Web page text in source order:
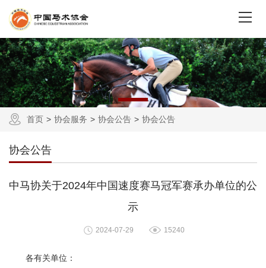
首页 协会服务 协会公告 协会公告
协会公告
中马协关于2024年中国速度赛马冠军赛承办单位的公
示
2024-07-29 15240
各有关单位：